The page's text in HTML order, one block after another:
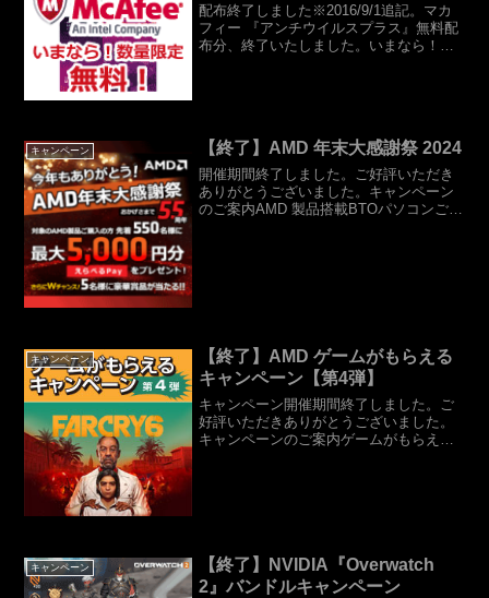
配布終了しました※2016/9/1追記。マカ
フィー 『アンチウイルスプラス』無料配
布分、終了いたしました。いまなら！当
キャンペーン 【終了】AMD 年末大感謝祭 2024
開催期間終了しました。ご好評いただき
ありがとうございました。キャンペーン
のご案内AMD 製品搭載BTOパソコンご購
キャンペーン
【終了】AMD ゲームがもらえる
キャンペーン【第4弾】
キャンペーン開催期間終了しました。ご
好評いただきありがとうございました。
キャンペーンのご案内ゲームがもらえる
キャンペーン
【終了】NVIDIA『Overwatch
2』バンドルキャンペーン